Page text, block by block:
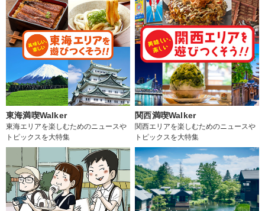
東海満喫Walker
東海エリアを楽しむためのニュースや
トピックスを大特集
関西満喫Walker
関西エリアを楽しむためのニュースや
トピックスを大特集